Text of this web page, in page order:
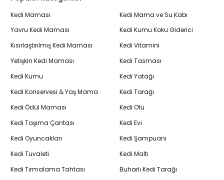
Kedi Maması
Yavru Kedi Maması
Kısırlaştırılmış Kedi Maması
Yetişkin Kedi Maması
Kedi Kumu
Kedi Konservesi & Yaş Mama
Kedi Ödül Maması
Kedi Taşıma Çantası
Kedi Oyuncakları
Kedi Tuvaleti
Kedi Tırmalama Tahtası
Kedi Mama ve Su Kabı
Kedi Kumu Koku Giderici
Kedi Vitamini
Kedi Tasması
Kedi Yatağı
Kedi Tarağı
Kedi Otu
Kedi Evi
Kedi Şampuanı
Kedi Maltı
Buharlı Kedi Tarağı